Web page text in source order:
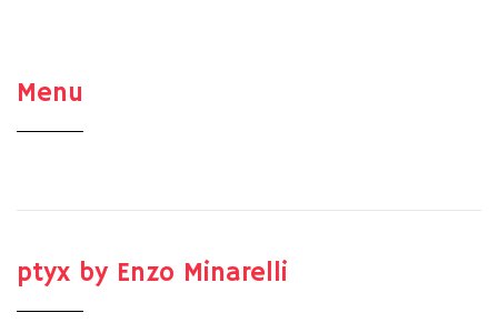
Menu
ptyx by Enzo Minarelli